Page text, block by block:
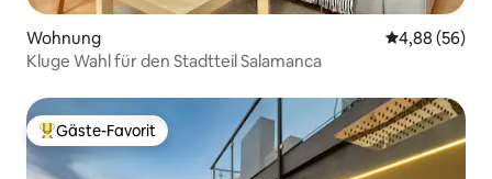
Wohnung
4,88 (56)
Kluge Wahl für den Stadtteil Salamanca
Beliebter Gäste-Favorit.
Gäste-Favorit